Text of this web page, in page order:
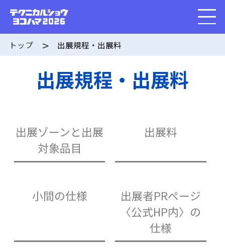
トップ 出展規程・出展料
出展規程・出展料
出展ゾーンと出展
対象品目
出展料
小間の仕様
出展者PRページ
〈公式HP内〉の
仕様